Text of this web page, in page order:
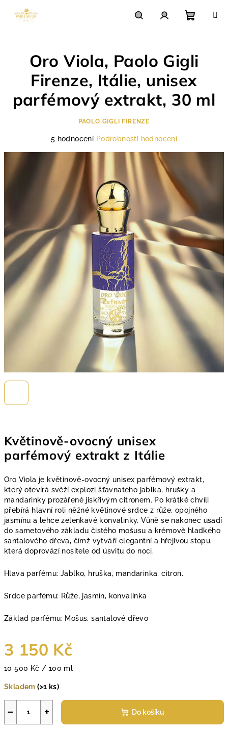
košík
Květinově-ovocný unisex
parfémový extrakt z Itálie
Oro Viola je květinově-ovocný unisex parfémový extrakt,
který otevírá svěží explozi šťavnatého jablka, hrušky a
mandarinky prozářené jiskřivým citronem. Po krátké chvíli
přebírá hlavní roli něžné květinové srdce z růže, opojného
jasmínu a lehce zelenkavé konvalinky. Vůně se nakonec usadí
do sametového základu čistého mošusu a krémově hladkého
santalového dřeva, čímž vytváří elegantní a hřejivou stopu,
která doprovází nositele od úsvitu do noci.
Hlava parfému: Jablko, hruška, mandarinka, citron.
Srdce parfému: Růže, jasmín, konvalinka
Základ parfému: Mošus, santalové dřevo
3 150 Kč
Měrná
10 500 Kč / 100 ml
Skladem(>1 ks)
+
− Do košíku
Oro Viola, Paolo Gigli
Firenze, Itálie, unisex
parfémový extrakt, 30 ml
PAOLO GIGLI FIRENZE
Průměrné
produktu
je
hvězdiček.
5 hodnocení Podrobnosti hodnocení